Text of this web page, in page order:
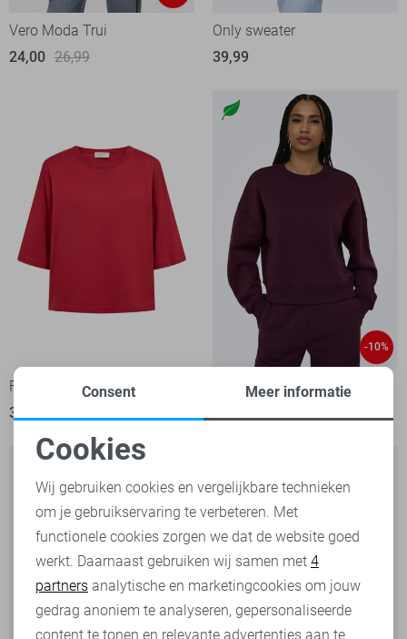
Vero Moda Trui
24,00 26,99
Only sweater
39,99
Freequent Trui
39,95
-10%
Only sweater
Noodzakelijke cookies
Personalisatie cookies
Analytische cookies
Marketing cookies
Consent Meer informatie
Cookies
Wij gebruiken cookies en vergelijkbare technieken
om je gebruikservaring te verbeteren. Met
functionele cookies zorgen we dat de website goed
werkt. Daarnaast gebruiken wij samen met 4
partners analytische en marketingcookies om jouw
gedrag anoniem te analyseren, gepersonaliseerde
content te tonen en relevante advertenties aan te